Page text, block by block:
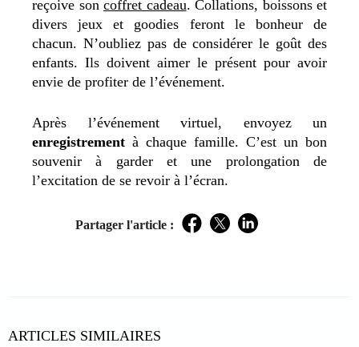
reçoive son coffret cadeau. Collations, boissons et
divers jeux et goodies feront le bonheur de
chacun. N’oubliez pas de considérer le goût des
enfants. Ils doivent aimer le présent pour avoir
envie de profiter de l’événement.
Après l’événement virtuel, envoyez un
enregistrement à chaque famille. C’est un bon
souvenir à garder et une prolongation de
l’excitation de se revoir à l’écran.
Partager l'article : Facebook
TwitterLinkedIn
ARTICLES SIMILAIRES